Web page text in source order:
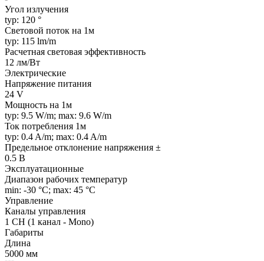
Угол излучения
typ: 120 °
Световой поток на 1м
typ: 115 lm/m
Расчетная световая эффективность
12 лм/Вт
Электрические
Напряжение питания
24 V
Мощность на 1м
typ: 9.5 W/m; max: 9.6 W/m
Ток потребления 1м
typ: 0.4 A/m; max: 0.4 A/m
Предельное отклонение напряжения ±
0.5 В
Эксплуатационные
Диапазон рабочих температур
min: -30 °C; max: 45 °C
Управление
Каналы управления
1 CH (1 канал - Mono)
Габариты
Длина
5000 мм